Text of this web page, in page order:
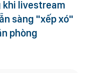
khi livestream
sàng "xếp xó"
phòng